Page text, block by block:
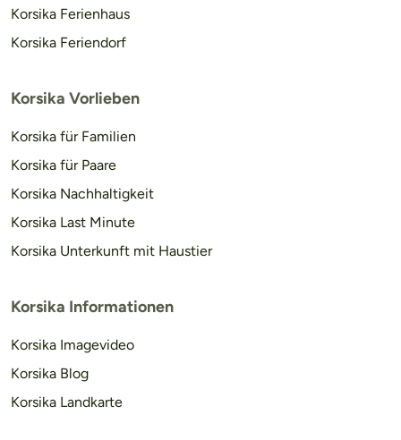
Korsika Ferienhaus
Korsika Feriendorf
Korsika Vorlieben
Korsika für Familien
Korsika für Paare
Korsika Nachhaltigkeit
Korsika Last Minute
Korsika Unterkunft mit Haustier
Korsika Informationen
Korsika Imagevideo
Korsika Blog
Korsika Landkarte